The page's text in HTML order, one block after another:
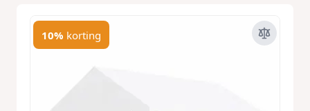
10% korting